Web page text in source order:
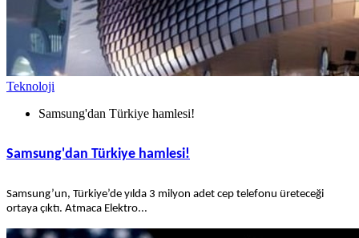
Teknoloji
Samsung'dan Türkiye hamlesi!
Samsung'dan Türkiye hamlesi!
Samsung’un, Türkiye’de yılda 3 milyon adet cep telefonu üreteceği
ortaya çıktı. Atmaca Elektro...